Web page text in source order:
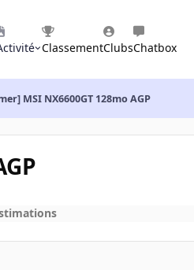
ClassementClubsChatbox
MSI NX6600GT 128mo AGP